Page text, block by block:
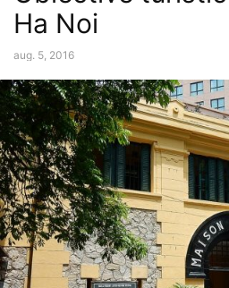
Ha Noi
aug. 5, 2016